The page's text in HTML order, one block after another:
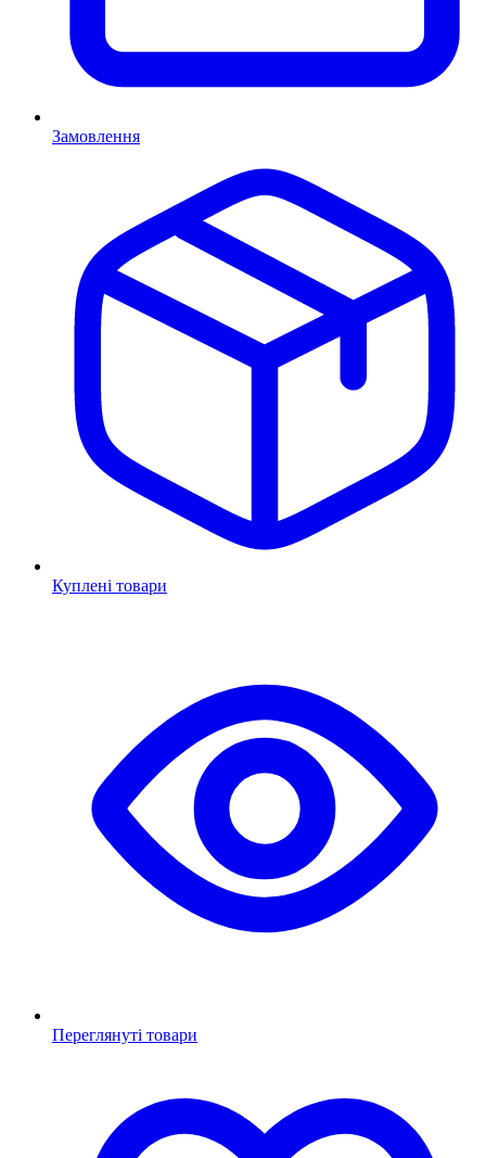
Замовлення
Куплені товари
Переглянуті товари